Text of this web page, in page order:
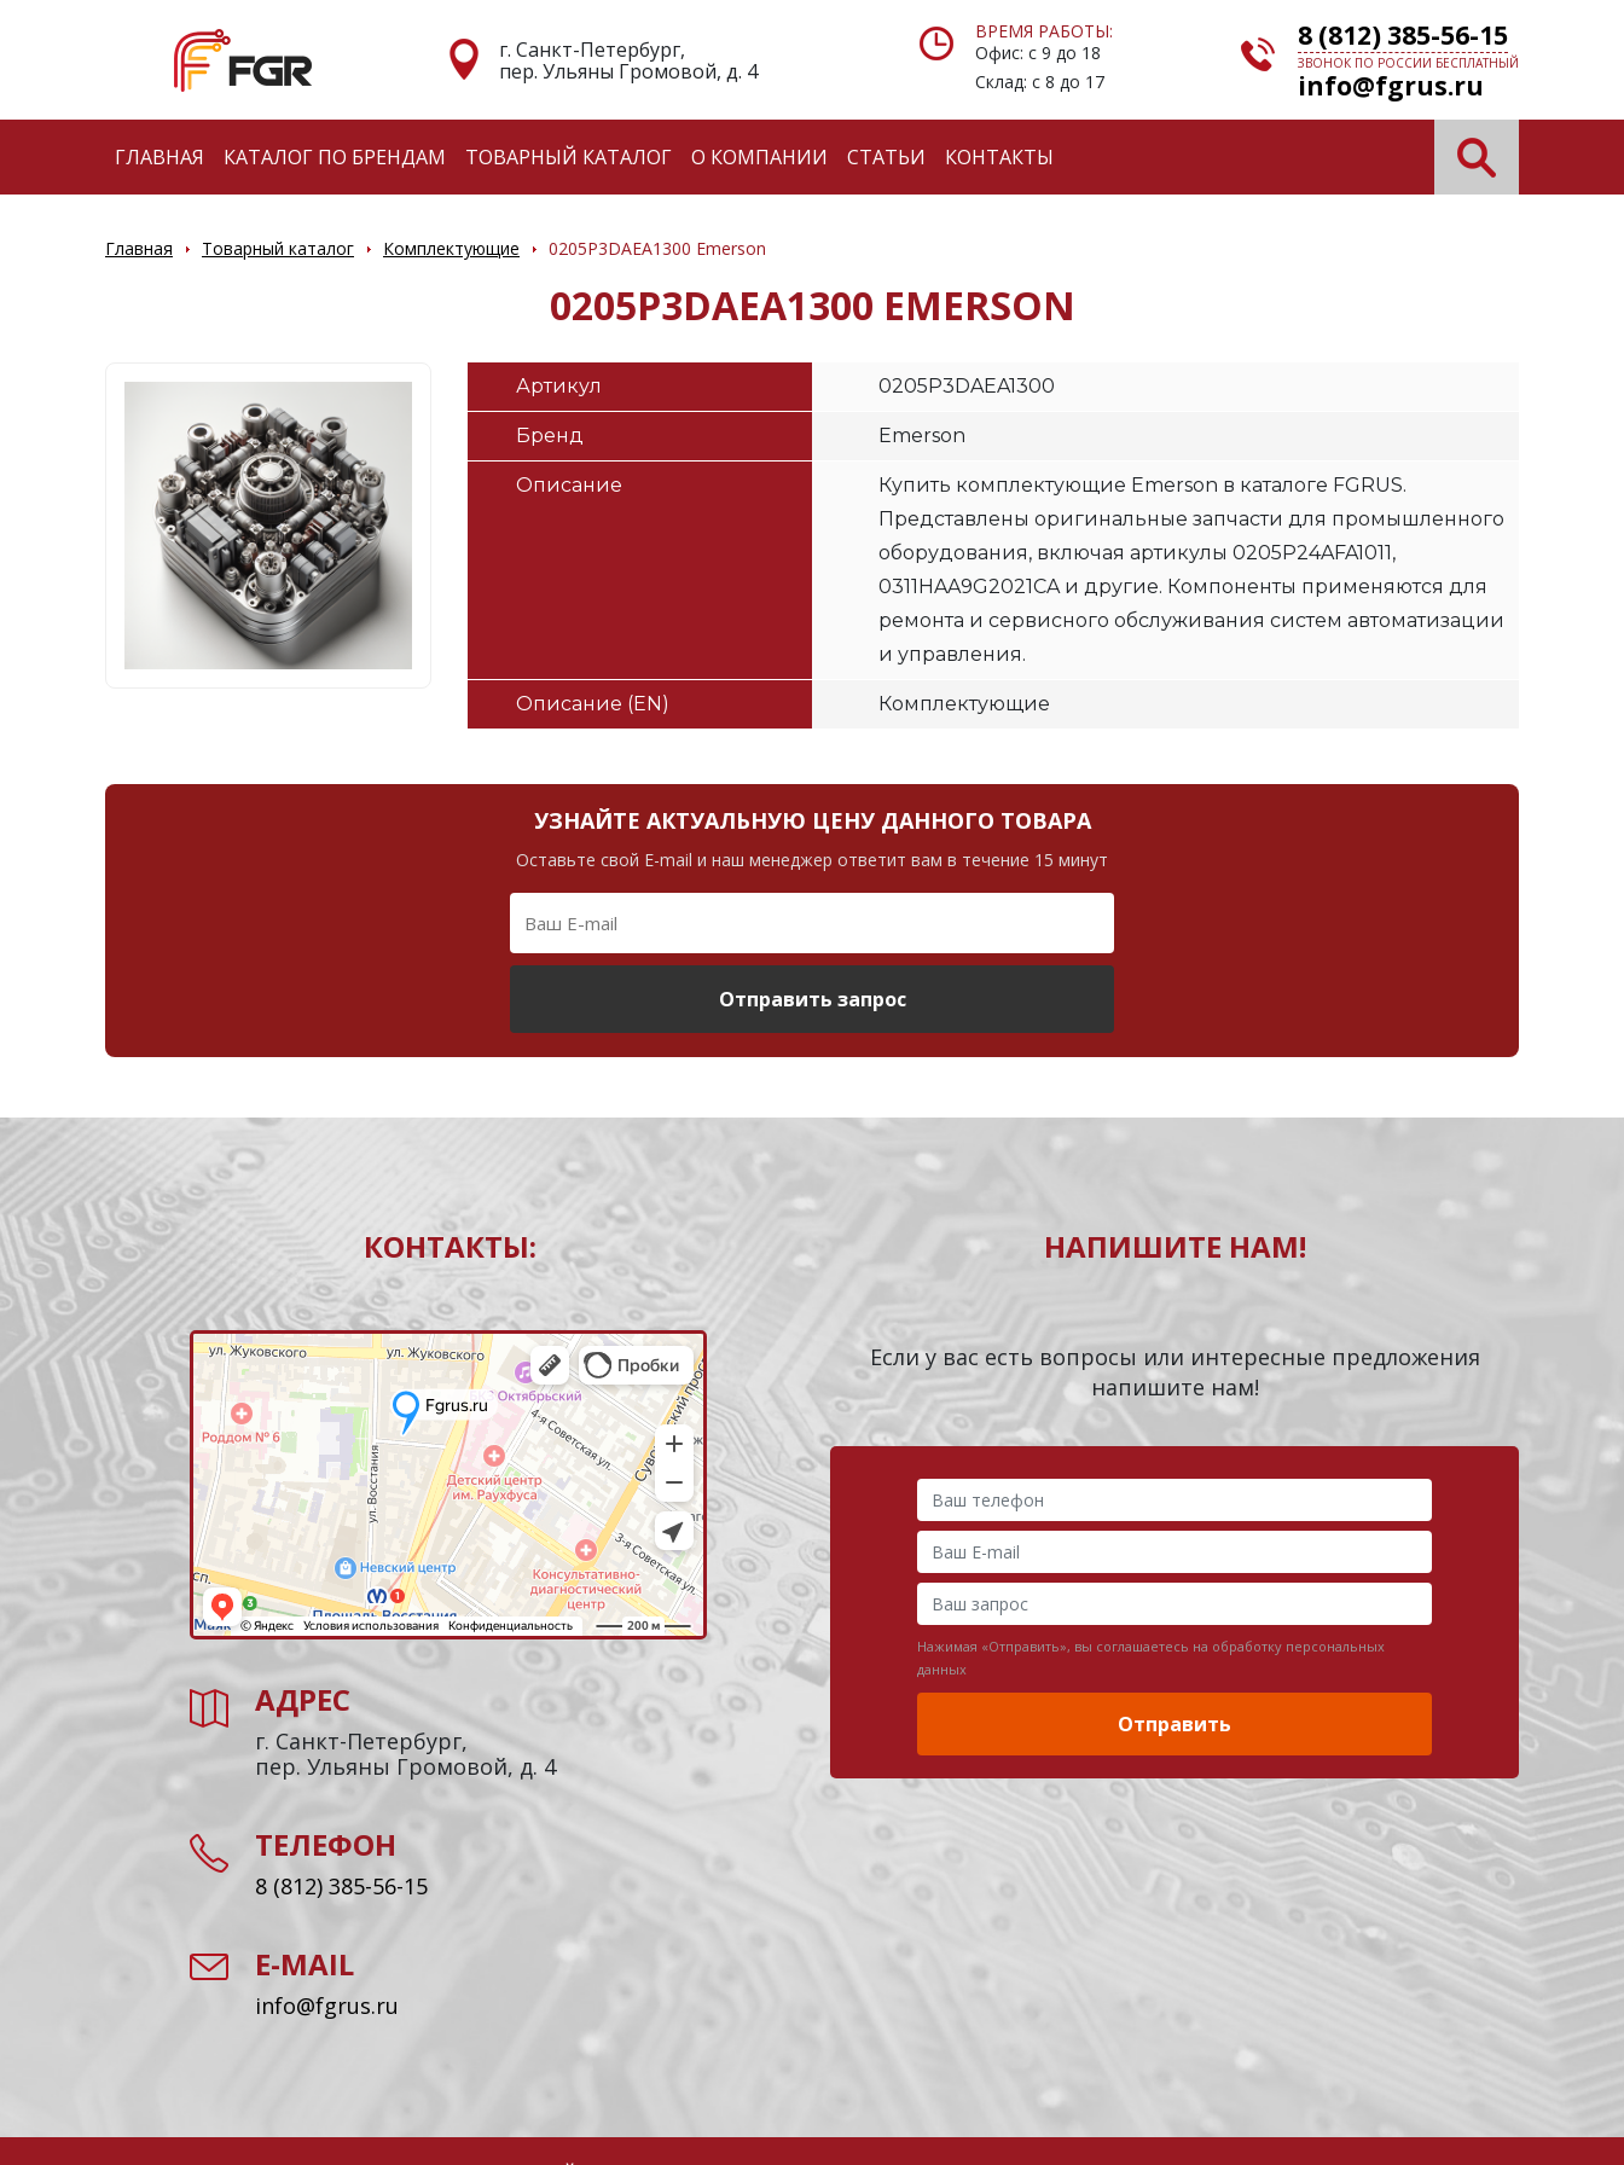
г. Санкт-Петербург,
пер. Ульяны Громовой, д. 4
ВРЕМЯ РАБОТЫ:
Офис: с 9 до 18
Склад: с 8 до 17
8 (812) 385-56-15
ЗВОНОК ПО РОССИИ БЕСПЛАТНЫЙ
info@fgrus.ru
ГЛАВНАЯ КАТАЛОГ ПО БРЕНДАМ ТОВАРНЫЙ КАТАЛОГ О КОМПАНИИ СТАТЬИ КОНТАКТЫ
Главная Товарный каталог Комплектующие 0205P3DAEA1300 Emerson
0205P3DAEA1300 EMERSON
Артикул 0205P3DAEA1300
Бренд Emerson
Описание
Купить комплектующие Emerson в каталоге FGRUS.
Представлены оригинальные запчасти для промышленного
оборудования, включая артикулы 0205P24AFA1011,
0311HAA9G2021CA и другие. Компоненты применяются для
ремонта и сервисного обслуживания систем автоматизации
и управления.
Описание (EN) Комплектующие
УЗНАЙТЕ АКТУАЛЬНУЮ ЦЕНУ ДАННОГО ТОВАРА
Оставьте свой E-mail и наш менеджер ответит вам в течение 15 минут
Отправить запрос
КОНТАКТЫ:
АДРЕС
г. Санкт-Петербург,
пер. Ульяны Громовой, д. 4
ТЕЛЕФОН
8 (812) 385-56-15
E-MAIL
info@fgrus.ru
НАПИШИТЕ НАМ!
Если у вас есть вопросы или интересные предложения
напишите нам!
Нажимая «Отправить», вы соглашаетесь на обработку персональных
данных
Отправить